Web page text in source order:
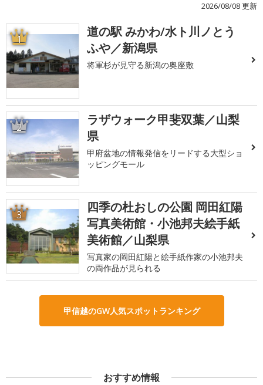
2026/08/08 更新
1
道の駅 みかわ/水ト川ノとう
ふや／新潟県
将軍杉が見守る新潟の奥座敷
2
ラザウォーク甲斐双葉／山梨
県
甲府盆地の情報発信をリードする大型ショ
ッピングモール
3
四季の杜おしの公園 岡田紅陽
写真美術館・小池邦夫絵手紙
美術館／山梨県
写真家の岡田紅陽と絵手紙作家の小池邦夫
の両作品が見られる
甲信越のGW人気スポットランキング
おすすめ情報